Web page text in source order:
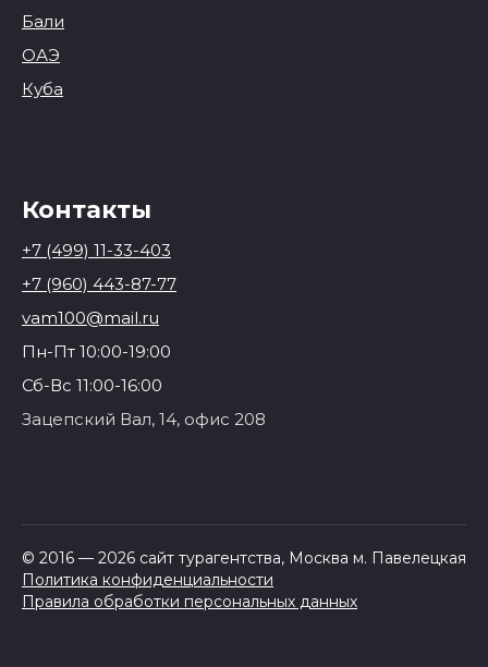
Бали
ОАЭ
Куба
Контакты
+7 (499) 11-33-403
+7 (960) 443-87-77
vam100@mail.ru
Пн-Пт 10:00-19:00
Сб-Вс 11:00-16:00
Зацепский Вал, 14, офис 208
© 2016 — 2026 сайт турагентства, Москва м. Павелецкая
Политика конфиденциальности
Правила обработки персональных данных